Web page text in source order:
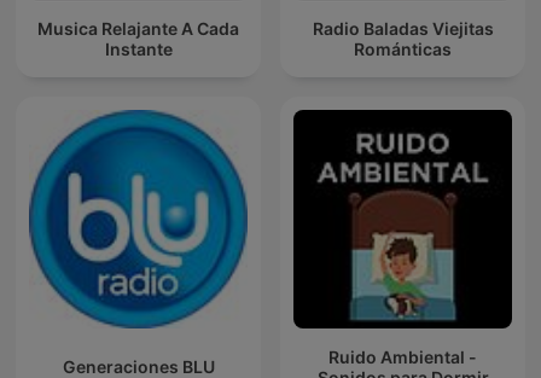
Musica Relajante A Cada
Instante
Radio Baladas Viejitas
Románticas
Generaciones BLU
Ruido Ambiental -